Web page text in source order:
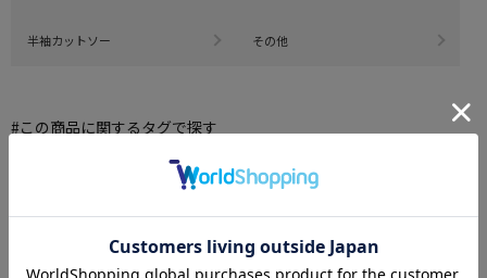
半袖カットソー その他
#この商品に関するタグで探す
#2点で1000円引き、3点で3000円引き対象商品（メンズ)
#インナー 春夏 #春夏 ワイシャツ
もっと見る
※クリックするとタグに関連した商品が表示されます。